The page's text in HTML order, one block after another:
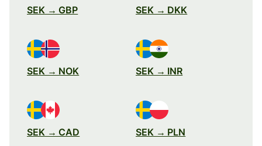
SEK → GBP SEK → DKK
SEK → NOK SEK → INR
SEK → CAD SEK → PLN